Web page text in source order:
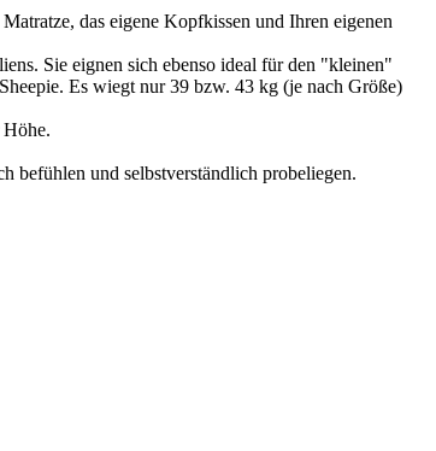
das eigene Kopfkissen und Ihren eigenen
Sie eignen sich ebenso ideal für den "kleinen"
Es wiegt nur 39 bzw. 43 kg (je nach Größe)
befühlen und selbstverständlich probeliegen.